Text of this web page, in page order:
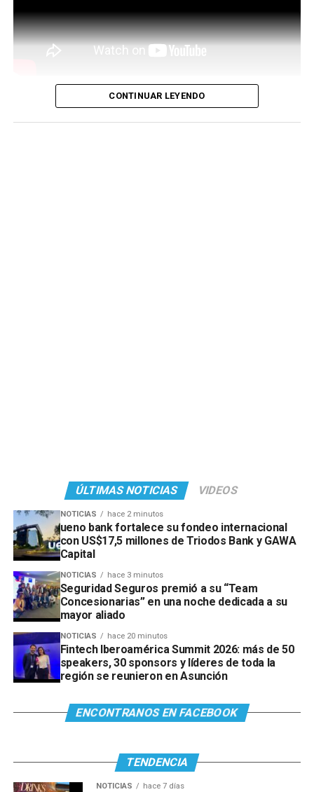
CONTINUAR LEYENDO
ÚLTIMAS NOTICIAS VIDEOS
NOTICIAS hace 2 minutos
ueno bank fortalece su fondeo internacional
con US$17,5 millones de Triodos Bank y GAWA
Capital
NOTICIAS hace 3 minutos
Seguridad Seguros premió a su “Team
Concesionarias” en una noche dedicada a su
mayor aliado
NOTICIAS hace 20 minutos
Fintech Iberoamérica Summit 2026: más de 50
speakers, 30 sponsors y líderes de toda la
región se reunieron en Asunción
ENCONTRANOS EN FACEBOOK
TENDENCIA
NOTICIAS hace 7 días